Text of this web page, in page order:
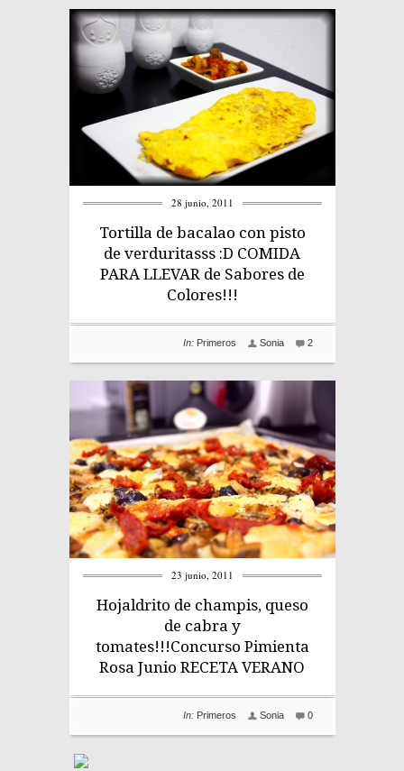
28 junio, 2011
Tortilla de bacalao con pisto
de verduritasss :D COMIDA
PARA LLEVAR de Sabores de
Colores!!!
2
Sonia
In: Primeros
23 junio, 2011
Hojaldrito de champis, queso
de cabra y
tomates!!!Concurso Pimienta
Rosa Junio RECETA VERANO
0
Sonia
In: Primeros